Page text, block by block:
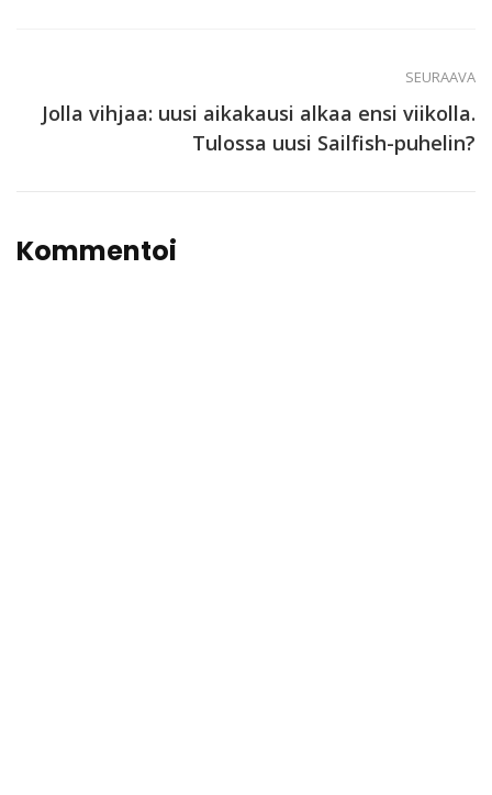
SEURAAVA
Jolla vihjaa: uusi aikakausi alkaa ensi viikolla.
Tulossa uusi Sailfish-puhelin?
Kommentoi